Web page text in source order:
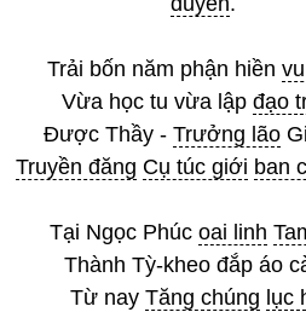
Trải bốn năm phận hiền
Vừa học tu vừa lập đạo
Được Thầy - Trưởng lão
Truyền đăng Cụ túc giới ban
Tại Ngọc Phúc oai linh
Thành Tỳ-kheo đắp áo
Từ nay Tăng chúng lục